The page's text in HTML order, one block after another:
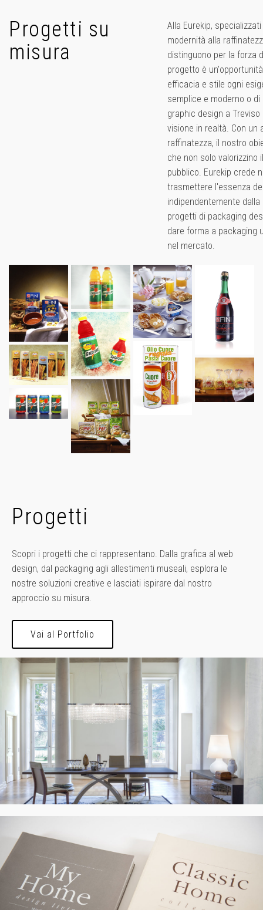
Progetti su
misura
Alla Eurekip,
modernità alla
distinguono per la forza
progetto è
efficacia e stile ogni
semplice e moderno o
graphic design a
visione in realtà. Con un
raffinatezza, il nostro
che non solo valorizzino
pubblico. Eurekip crede
trasmettere l'essenza
indipendentemente
progetti di packaging
dare forma a packaging
nel mercato.
Progetti
Scopri i progetti che ci rappresentano. Dalla grafica al web
design, dal packaging agli allestimenti museali, esplora le
nostre soluzioni creative e lasciati ispirare dal nostro
approccio su misura.
Vai al Portfolio